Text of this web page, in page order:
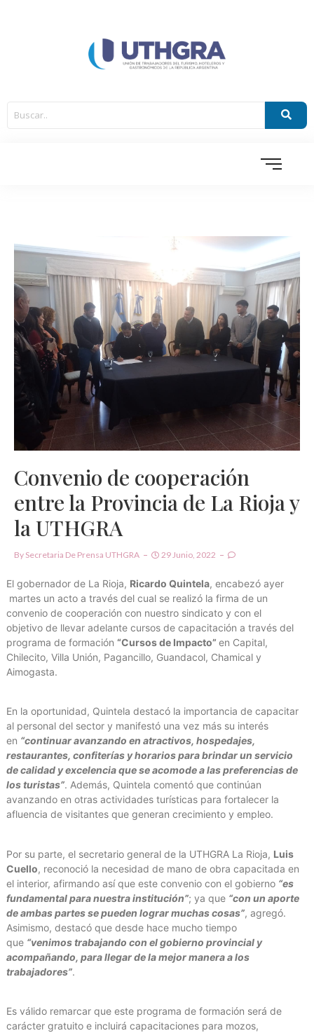
Convenio de cooperación
entre la Provincia de La Rioja y
la UTHGRA
By Secretaria De Prensa UTHGRA 29 Junio, 2022
El gobernador de La Rioja, Ricardo Quintela, encabezó ayer
martes un acto a través del cual se realizó la firma de un
convenio de cooperación con nuestro sindicato y con el
objetivo de llevar adelante cursos de capacitación a través del
programa de formación “Cursos de Impacto” en Capital,
Chilecito, Villa Unión, Pagancillo, Guandacol, Chamical y
Aimogasta.
En la oportunidad, Quintela destacó la importancia de capacitar
al personal del sector y manifestó una vez más su interés
en “continuar avanzando en atractivos, hospedajes,
restaurantes, confiterías y horarios para brindar un servicio
de calidad y excelencia que se acomode a las preferencias de
los turistas”. Además, Quintela comentó que continúan
avanzando en otras actividades turísticas para fortalecer la
afluencia de visitantes que generan crecimiento y empleo.
Por su parte, el secretario general de la UTHGRA La Rioja, Luis
Cuello, reconoció la necesidad de mano de obra capacitada en
el interior, afirmando así que este convenio con el gobierno “es
fundamental para nuestra institución”; ya que “con un aporte
de ambas partes se pueden lograr muchas cosas”, agregó.
Asimismo, destacó que desde hace mucho tiempo
que “venimos trabajando con el gobierno provincial y
acompañando, para llegar de la mejor manera a los
trabajadores”.
Es válido remarcar que este programa de formación será de
carácter gratuito e incluirá capacitaciones para mozos,